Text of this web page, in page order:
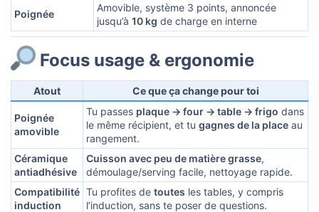
Poignée
Amovible, système 3 points, annoncée
jusqu’à 10 kg de charge en interne
Focus usage & ergonomie​
Atout Ce que ça change pour toi
Poignée
amovible
Tu passes plaque → four → table → frigo dans
le même récipient, et tu gagnes de la place au
rangement.
Céramique
antiadhésive
Cuisson avec peu de matière grasse,
démoulage/serving facile, nettoyage rapide.
Compatibilité
induction
Tu profites de toutes les tables, y compris
l’induction, sans te poser de questions.